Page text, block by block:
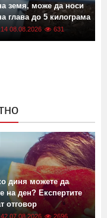
земя, може да носи
глава до 5 килограма
08.08.2026 631
диня можете да
на ден? Експертите
отговор
07.08.2026 2696